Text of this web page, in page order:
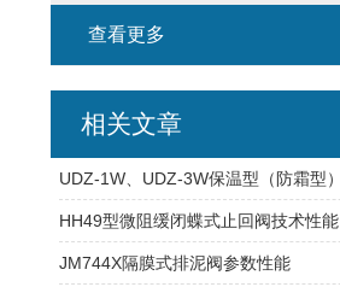
查看更多
相关文章
HH49型微阻缓闭蝶式止回阀技术性能
JM744X隔膜式排泥阀参数性能